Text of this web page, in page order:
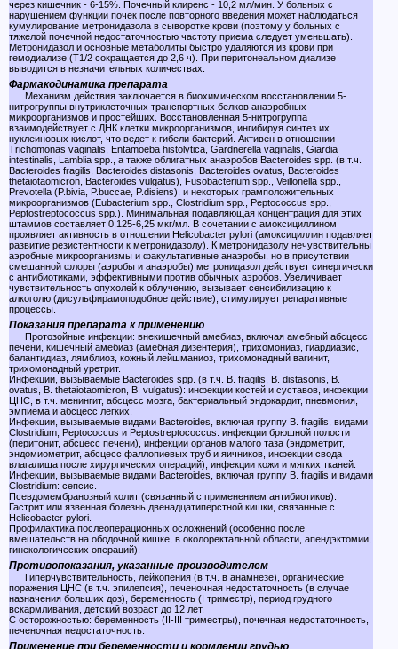
через кишечник - 6-15%. Почечный клиренс - 10,2 мл/мин. У больных с
нарушением функции почек после повторного введения может наблюдаться
кумулирование метронидазола в сыворотке крови (поэтому у больных с
тяжелой почечной недостаточностью частоту приема следует уменьшать).
Метронидазол и основные метаболиты быстро удаляются из крови при
гемодиализе (T1/2 сокращается до 2,6 ч). При перитонеальном диализе
выводится в незначительных количествах.
Фармакодинамика препарата
Механизм действия заключается в биохимическом восстановлении 5-
нитрогруппы внутриклеточных транспортных белков анаэробных
микроорганизмов и простейших. Восстановленная 5-нитрогруппа
взаимодействует с ДНК клетки микроорганизмов, ингибируя синтез их
нуклеиновых кислот, что ведет к гибели бактерий. Активен в отношении
Trichomonas vaginalis, Entamoeba histolytica, Gardnerella vaginalis, Giardia
intestinalis, Lamblia spp., a также облигатных анаэробов Bacteroides spp. (в т.ч.
Bacteroides fragilis, Bacteroides distasonis, Bacteroides ovatus, Bacteroides
thetaiotaomicron, Bacteroides vulgatus), Fusobacterium spp., Veillonella spp.,
Prevotella (P.bivia, P.buccae, P.disiens), и некоторых грамположительных
микроорганизмов (Eubacterium spp., Clostridium spp., Peptococcus spp.,
Peptostreptococcus spp.). Минимальная подавляющая концентрация для этих
штаммов составляет 0,125-6,25 мкг/мл. В сочетании с амоксициллином
проявляет активность в отношении Helicobacter pylori (амоксициллин подавляет
развитие резистентности к метронидазолу). К метронидазолу нечувствительны
аэробные микроорганизмы и факультативные анаэробы, но в присутствии
смешанной флоры (аэробы и анаэробы) метронидазол действует синергически
с антибиотиками, эффективными против обычных аэробов. Увеличивает
чувствительность опухолей к облучению, вызывает сенсибилизацию к
алкоголю (дисульфирамоподобное действие), стимулирует репаративные
процессы.
Показания препарата к применению
Протозойные инфекции: внекишечный амебиаз, включая амебный абсцесс
печени, кишечный амебиаз (амебная дизентерия), трихомониаз, гиардиазис,
балантидиаз, лямблиоз, кожный лейшманиоз, трихомонадный вагинит,
трихомонадный уретрит.
Инфекции, вызываемые Bacteroides spp. (в т.ч. В. fragilis, В. distasonis, В.
ovatus, В. thetaiotaomicron, В. vulgatus): инфекции костей и суставов, инфекции
ЦНС, в т.ч. менингит, абсцесс мозга, бактериальный эндокардит, пневмония,
эмпиема и абсцесс легких.
Инфекции, вызываемые видами Bacteroides, включая группу В. fragilis, видами
Clostridium, Peptococcus и Peptostreptococcus: инфекции брюшной полости
(перитонит, абсцесс печени), инфекции органов малого таза (эндометрит,
эндомиометрит, абсцесс фаллопиевых труб и яичников, инфекции свода
влагалища после хирургических операций), инфекции кожи и мягких тканей.
Инфекции, вызываемые видами Bacteroides, включая группу В. fragilis и видами
Clostridium: сепсис.
Псевдомембранозный колит (связанный с применением антибиотиков).
Гастрит или язвенная болезнь двенадцатиперстной кишки, связанные с
Helicobacter pylori.
Профилактика послеоперационных осложнений (особенно после
вмешательств на ободочной кишке, в околоректальной области, апендэктомии,
гинекологических операций).
Противопоказания, указанные производителем
Гиперчувствительность, лейкопения (в т.ч. в анамнезе), органические
поражения ЦНС (в т.ч. эпилепсия), печеночная недостаточность (в случае
назначения больших доз), беременность (I триместр), период грудного
вскармливания, детский возраст до 12 лет.
С осторожностью: беременность (II-III триместры), почечная недостаточность,
печеночная недостаточность.
Применение при беременности и кормлении грудью